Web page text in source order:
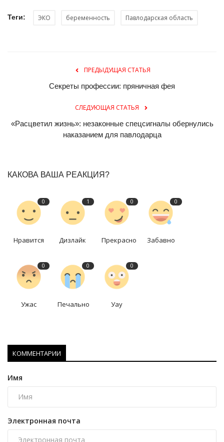
Теги: ЭКО беременность Павлодарская область
ПРЕДЫДУЩАЯ СТАТЬЯ
Секреты профессии: пряничная фея
СЛЕДУЮЩАЯ СТАТЬЯ
«Расцветил жизнь»: незаконные спецсигналы обернулись
наказанием для павлодарца
КАКОВА ВАША РЕАКЦИЯ?
0
Нравится
1
Дизлайк
0
Прекрасно
0
Забавно
0
Ужас
0
Печально
0
Уау
КОММЕНТАРИИ
Имя
Электронная почта